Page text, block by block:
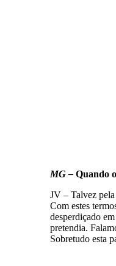
MG – Quando
JV – Talvez
Com estes
desperdiçado
pretendia.
Sobretudo esta